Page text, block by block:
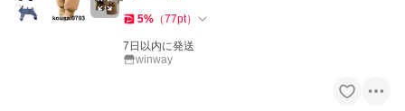
5% （77pt）
7日以内に発送
winway